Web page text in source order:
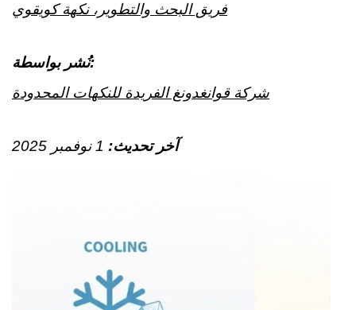
فريق البحث والتطوير، نكهة كويقوي
نُشر بواسطة:
شركة قوانغدونغ الفريدة للنكهات المحدودة
آخر تحديث: 1 نوفمبر 2025